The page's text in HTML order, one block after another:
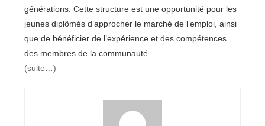
générations. Cette structure est une opportunité pour les
jeunes diplômés d’approcher le marché de l’emploi, ainsi
que de bénéficier de l’expérience et des compétences
des membres de la communauté.
(suite…)